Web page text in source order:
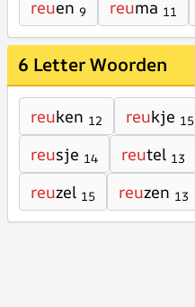
reuen 9 reuma 11
6 Letter Woorden
reuken 12 reukje 15
reusje 14 reutel 13
reuzel 15 reuzen 13